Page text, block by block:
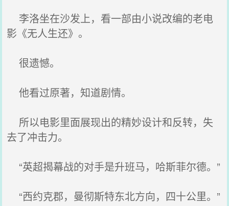
李洛坐在沙发上，看一部由小说改编的老电
影《无人生还》。
很遗憾。
他看过原著，知道剧情。
所以电影里面展现出的精妙设计和反转，失
去了冲击力。
“英超揭幕战的对手是升班马，哈斯菲尔德。”
“西约克郡，曼彻斯特东北方向，四十公里。”